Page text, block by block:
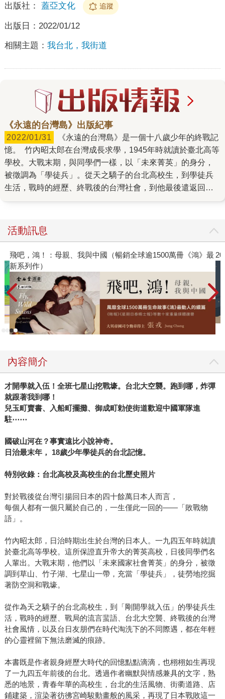
出版社： 蓋亞文化 追蹤
出版日： 2022/01/12
相關主題： 我台北，我街道
《永遠的台灣島》出版紀事
2022/01/31
憶。 竹內昭太郎在台灣成長求學，1945年時就讀於臺北高等
學校。大戰末期，與同學們一樣，以「未來菁英」的身分，
被徵調為「學徒兵」。從天之驕子的台北高校生，到學徒兵
生活，戰時的經歷、終戰後的台灣社會，到他最後遣返回
才以筆名「きお」自費出版《台灣島は永遠に在る——旧制
高校生が見た一九四五年敗戰の台北》，筆名則是取自「竹
內」兩字的中文讀音諧音，此日文版在當年僅少量印製贈送
給親朋好友與台高校友，並未在市面上發行。後來，師大台
灣史研究所蔡錦堂教授在研究中得知此書，在台高校友聚會
上與作者結識，最後促成本書的台灣版出版。 決定翻譯出版
中文版以後，已高齡九十歲的竹內先生開始進行修訂補充，
以信函、明信片、傳真等各種方式提出追加與修改的想法，
因此讀者手上的《永遠的台灣島》中文版，與原始的個人出
有翻譯林芬蓉老師耐心追蹤檢視。 從日本人的角度來看這段
歷史、來看這個時期的台灣社會，我們相信將這本書介紹給
台灣讀者是很有意義的事情，不過，雖是在講台北，與今日
相隔近八十年，景物多有易名消逝，除了註釋以外，中文版
中也特別收錄了日本時期的台北市地圖與大屯山彙圖，閱讀
一種閱讀趣味。
活動訊息
飛吧，鴻！：母親、我與中國（暢銷全球逾1500萬冊《鴻》最
新系列作）
內容簡介
才開學就入伍！全班七星山挖戰壕。台北大空襲。跑到哪，炸彈
就跟著我到哪！
兒玉町賣書、入船町擺攤、御成町勅使街道歡迎中國軍隊進
駐⋯⋯
國破山河在？事實遠比小說神奇。
日治最末年， 18歲少年學徒兵的台北記憶。
特別收錄：台北高校及高校生的台北歷史照片
對於戰後從台灣引揚回日本的四十餘萬日本人而言，
每個人都有一個只屬於自己的，一生僅此一回的——「敗戰物
語」。
竹內昭太郎，日治時期出生於台灣的日本人。一九四五年時就讀
於臺北高等學校。這所保證直升帝大的菁英高校，日後同學們名
人輩出。大戰末期，他們以「未來國家社會菁英」的身分，被徵
調到草山、竹子湖、七星山一帶，充當「學徒兵」，徒勞地挖掘
著防空洞和戰壕。
從作為天之驕子的台北高校生，到「剛開學就入伍」的學徒兵生
活，戰時的經歷、戰局的流言蜚語、台北大空襲、終戰後的台灣
社會風情，以及台日友朋們在時代淘洗下的不同際遇，都在年輕
的心靈裡留下無法磨滅的痕跡。
本書既是作者親身經歷大時代的回憶點點滴滴，也栩栩如生再現
了一九四五年前後的台北。透過作者幽默與情感兼具的文字，熟
悉的地景，青春年華的高校生，台北的生活風物、街衢道路、店
鋪建築，渲染著彷彿宮崎駿動畫般的風采，再現了日本戰敗這一